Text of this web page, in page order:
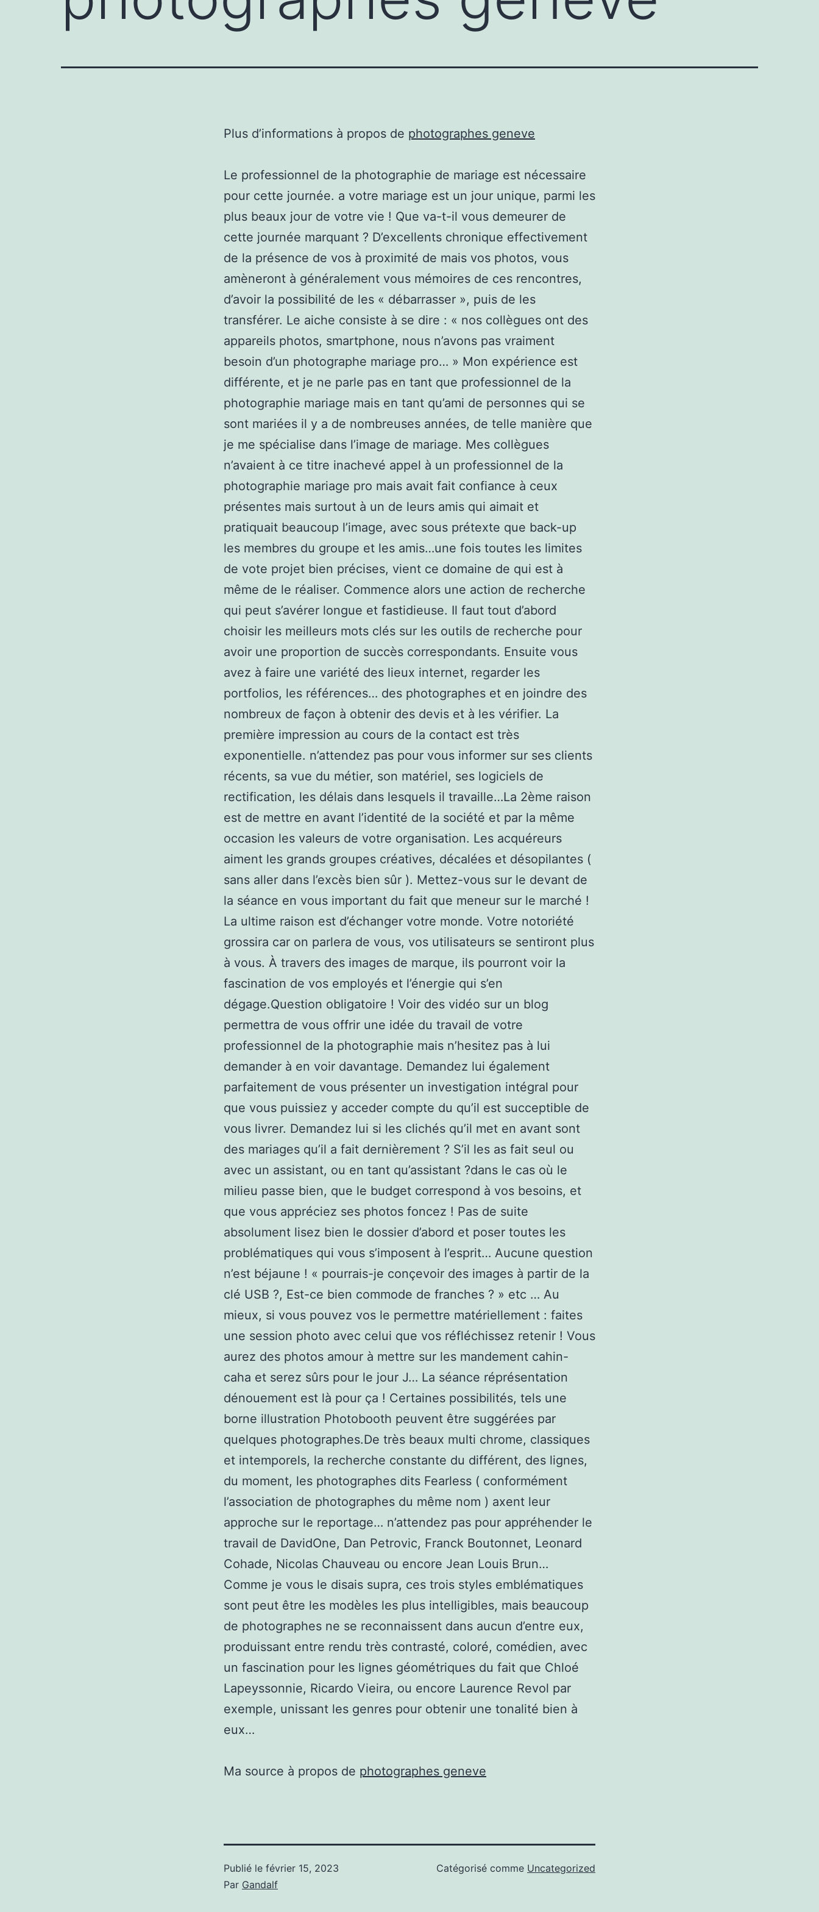
Plus d’informations à propos de photographes geneve
Le professionnel de la photographie de mariage est nécessaire
pour cette journée. a votre mariage est un jour unique, parmi les
plus beaux jour de votre vie ! Que va-t-il vous demeurer de
cette journée marquant ? D’excellents chronique effectivement
de la présence de vos à proximité de mais vos photos, vous
amèneront à généralement vous mémoires de ces rencontres,
d’avoir la possibilité de les « débarrasser », puis de les
transférer. Le aiche consiste à se dire : « nos collègues ont des
appareils photos, smartphone, nous n’avons pas vraiment
besoin d’un photographe mariage pro… » Mon expérience est
différente, et je ne parle pas en tant que professionnel de la
photographie mariage mais en tant qu’ami de personnes qui se
sont mariées il y a de nombreuses années, de telle manière que
je me spécialise dans l’image de mariage. Mes collègues
n’avaient à ce titre inachevé appel à un professionnel de la
photographie mariage pro mais avait fait confiance à ceux
présentes mais surtout à un de leurs amis qui aimait et
pratiquait beaucoup l’image, avec sous prétexte que back-up
les membres du groupe et les amis…une fois toutes les limites
de vote projet bien précises, vient ce domaine de qui est à
même de le réaliser. Commence alors une action de recherche
qui peut s’avérer longue et fastidieuse. Il faut tout d’abord
choisir les meilleurs mots clés sur les outils de recherche pour
avoir une proportion de succès correspondants. Ensuite vous
avez à faire une variété des lieux internet, regarder les
portfolios, les références… des photographes et en joindre des
nombreux de façon à obtenir des devis et à les vérifier. La
première impression au cours de la contact est très
exponentielle. n’attendez pas pour vous informer sur ses clients
récents, sa vue du métier, son matériel, ses logiciels de
rectification, les délais dans lesquels il travaille…La 2ème raison
est de mettre en avant l’identité de la société et par la même
occasion les valeurs de votre organisation. Les acquéreurs
aiment les grands groupes créatives, décalées et désopilantes (
sans aller dans l’excès bien sûr ). Mettez-vous sur le devant de
la séance en vous important du fait que meneur sur le marché !
La ultime raison est d’échanger votre monde. Votre notoriété
grossira car on parlera de vous, vos utilisateurs se sentiront plus
à vous. À travers des images de marque, ils pourront voir la
fascination de vos employés et l’énergie qui s’en
dégage.Question obligatoire ! Voir des vidéo sur un blog
permettra de vous offrir une idée du travail de votre
professionnel de la photographie mais n’hesitez pas à lui
demander à en voir davantage. Demandez lui également
parfaitement de vous présenter un investigation intégral pour
que vous puissiez y acceder compte du qu’il est succeptible de
vous livrer. Demandez lui si les clichés qu’il met en avant sont
des mariages qu’il a fait dernièrement ? S’il les as fait seul ou
avec un assistant, ou en tant qu’assistant ?dans le cas où le
milieu passe bien, que le budget correspond à vos besoins, et
que vous appréciez ses photos foncez ! Pas de suite
absolument lisez bien le dossier d’abord et poser toutes les
problématiques qui vous s’imposent à l’esprit… Aucune question
n’est béjaune ! « pourrais-je conçevoir des images à partir de la
clé USB ?, Est-ce bien commode de franches ? » etc … Au
mieux, si vous pouvez vos le permettre matériellement : faites
une session photo avec celui que vos réfléchissez retenir ! Vous
aurez des photos amour à mettre sur les mandement cahin-
caha et serez sûrs pour le jour J… La séance réprésentation
dénouement est là pour ça ! Certaines possibilités, tels une
borne illustration Photobooth peuvent être suggérées par
quelques photographes.De très beaux multi chrome, classiques
et intemporels, la recherche constante du différent, des lignes,
du moment, les photographes dits Fearless ( conformément
l’association de photographes du même nom ) axent leur
approche sur le reportage… n’attendez pas pour appréhender le
travail de DavidOne, Dan Petrovic, Franck Boutonnet, Leonard
Cohade, Nicolas Chauveau ou encore Jean Louis Brun…
Comme je vous le disais supra, ces trois styles emblématiques
sont peut être les modèles les plus intelligibles, mais beaucoup
de photographes ne se reconnaissent dans aucun d’entre eux,
produissant entre rendu très contrasté, coloré, comédien, avec
un fascination pour les lignes géométriques du fait que Chloé
Lapeyssonnie, Ricardo Vieira, ou encore Laurence Revol par
exemple, unissant les genres pour obtenir une tonalité bien à
eux…
Ma source à propos de photographes geneve
Publié le février 15, 2023
Par Gandalf
Catégorisé comme Uncategorized